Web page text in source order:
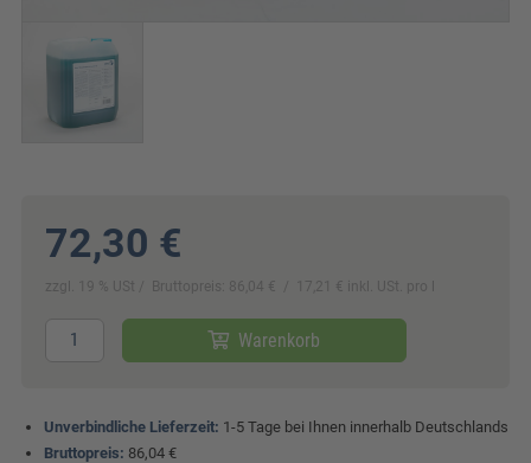
72,30 €
zzgl. 19 % USt Bruttopreis: 86,04 € 17,21 € inkl. USt. pro l
Warenkorb
Unverbindliche Lieferzeit: 1-5 Tage bei Ihnen innerhalb Deutschlands
Bruttopreis: 86,04 €